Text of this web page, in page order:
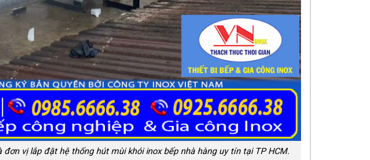
vị lắp đặt hệ thống hút mùi khói inox bếp nhà hàng uy tín tại TP HCM.